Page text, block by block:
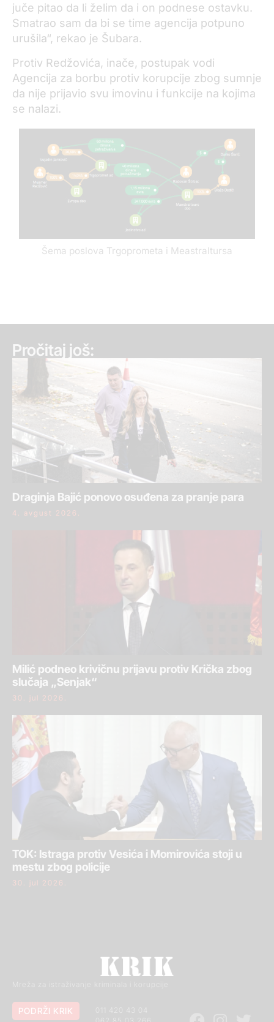
juče pitao da li želim da i on podnese ostavku.
Smatrao sam da bi se time agencija potpuno
urušila“, rekao je Šubara.
Protiv Redžovića, inače, postupak vodi
Agencija za borbu protiv korupcije zbog sumnje
da nije prijavio svu imovinu i funkcije na kojima
se nalazi.
Šema poslova Trgoprometa i Meastraltursa
Pročitaj još:
Draginja Bajić ponovo osuđena za pranje para
4. avgust 2026.
Milić podneo krivičnu prijavu protiv Krička zbog
slučaja „Senjak“
30. jul 2026.
TOK: Istraga protiv Vesića i Momirovića stoji u
mestu zbog policije
30. jul 2026.
Mreža za istraživanje kriminala i korupcije
011 420 43 04
PODRŽI KRIK